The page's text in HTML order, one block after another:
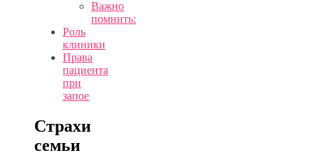
Важно
помнить:
Роль
клиники
Права
пациента
при
запое
Страхи
семьи